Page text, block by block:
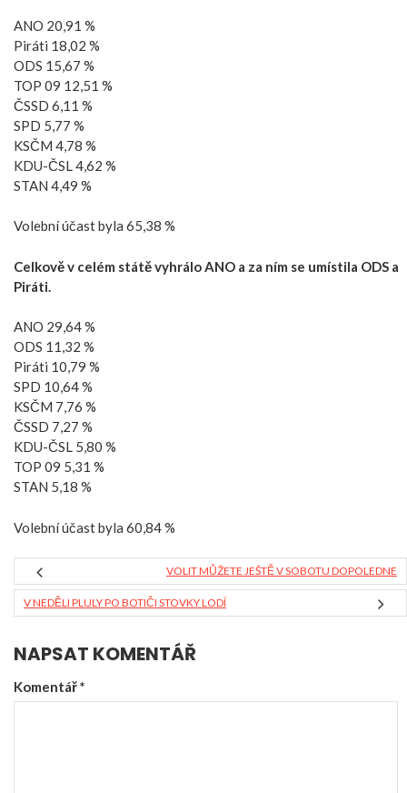
ANO 20,91 %
Piráti 18,02 %
ODS 15,67 %
TOP 09 12,51 %
ČSSD 6,11 %
SPD 5,77 %
KSČM 4,78 %
KDU-ČSL 4,62 %
STAN 4,49 %
Volební účast byla 65,38 %
Celkově v celém státě vyhrálo ANO a za ním se umístila ODS a
Piráti.
ANO 29,64 %
ODS 11,32 %
Piráti 10,79 %
SPD 10,64 %
KSČM 7,76 %
ČSSD 7,27 %
KDU-ČSL 5,80 %
TOP 09 5,31 %
STAN 5,18 %
Volební účast byla 60,84 %
VOLIT MŮŽETE JEŠTĚ V SOBOTU DOPOLEDNE
V NEDĚLI PLULY PO BOTIČI STOVKY LODÍ
NAPSAT KOMENTÁŘ
Komentář*